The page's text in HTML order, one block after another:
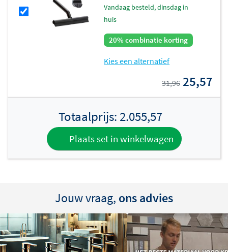
vandaag besteld, dinsdag in
huis
20% combinatie korting
Kies een alternatief
31,96 25,57
Totaalprijs: 2.055,57
Plaats set in winkelwagen
Jouw vraag, ons advies